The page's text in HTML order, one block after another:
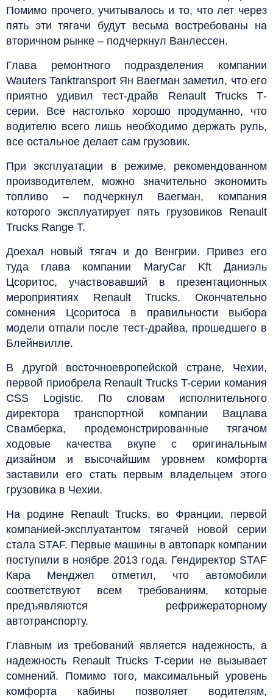
Помимо прочего, учитывалось и то, что лет через
пять эти тягачи будут весьма востребованы на
вторичном рынке – подчеркнул Ванлессен.
Глава ремонтного подразделения компании
Wauters Tanktransport Ян Ваегман заметил, что его
приятно удивил тест-драйв Renault Trucks Т-
серии. Все настолько хорошо продуманно, что
водителю всего лишь необходимо держать руль,
все остальное делает сам грузовик.
При эксплуатации в режиме, рекомендованном
производителем, можно значительно экономить
топливо – подчеркнул Ваегман, компания
которого эксплуатирует пять грузовиков Renault
Trucks Range T.
Доехал новый тягач и до Венгрии. Привез его
туда глава компании MaryCar Kft Даниэль
Цсоритос, участвовавший в презентационных
мероприятиях Renault Trucks. Окончательно
сомнения Цсоритоса в правильности выбора
модели отпали после тест-драйва, прошедшего в
Блейнвилле.
В другой восточноевропейской стране, Чехии,
первой приобрела Renault Trucks T-серии комания
CSS Logistic. По словам исполнительного
директора транспортной компании Вацлава
Свамберка, продемонстрированные тягачом
ходовые качества вкупе с оригинальным
дизайном и высочайшим уровнем комфорта
заставили его стать первым владельцем этого
грузовика в Чехии.
На родине Renault Trucks, во Франции, первой
компанией-эксплуатантом тягачей новой серии
стала STAF. Первые машины в автопарк компании
поступили в ноябре 2013 года. Гендиректор STAF
Кара Менджел отметил, что автомобили
соответствуют всем требованиям, которые
предъявляются рефрижераторному
автотранспорту.
Главным из требований является надежность, а
надежность Renault Trucks T-серии не вызывает
сомнений. Помимо того, максимальный уровень
комфорта кабины позволяет водителям,